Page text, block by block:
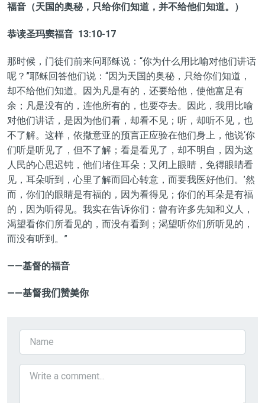
福音（天国的奥秘，只给你们知道，并不给他们知道。）
恭读圣玛窦福音 13:10-17
那时候，门徒们前来问耶稣说：“你为什么用比喻对他们讲话
呢？”耶稣回答他们说：“因为天国的奥秘，只给你们知道，
却不给他们知道。因为凡是有的，还要给他，使他富足有
余；凡是没有的，连他所有的，也要夺去。因此，我用比喻
对他们讲话，是因为他们看，却看不见；听，却听不见，也
不了解。这样，依撒意亚的预言正应验在他们身上，他说‘你
们听是听见了，但不了解；看是看见了，却不明自，因为这
人民的心思迟钝，他们堵住耳朵；又闭上眼睛，免得眼睛看
见，耳朵听到，心里了解而回心转意，而要我医好他们。’然
而，你们的眼睛是有福的，因为看得见；你们的耳朵是有福
的，因为听得见。我实在告诉你们：曾有许多先知和义人，
渴望看你们所看见的，而没有看到；渴望听你们所听见的，
而没有听到。”
——基督的福音
——基督我们赞美你